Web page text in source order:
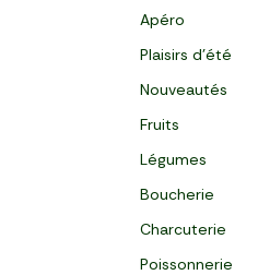
Apéro
Plaisirs d'été
Nouveautés
Fruits
Légumes
Boucherie
Charcuterie
Poissonnerie